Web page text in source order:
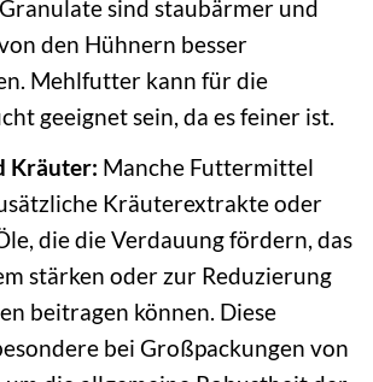
sind staubärmer und
den Hühnern besser
Mehlfutter kann für die
geeignet sein, da es feiner ist.
Kräuter: Manche Futtermittel
Kräuterextrakte oder
die die Verdauung fördern, das
stärken oder zur Reduzierung
beitragen können. Diese
bei Großpackungen von